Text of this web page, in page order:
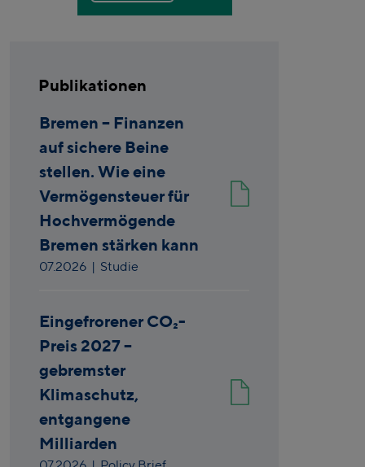
Publikationen
Bremen – Finanzen
auf sichere Beine
stellen. Wie eine
Vermögensteuer für
Hochvermögende
Bremen stärken kann
07.2026 | Studie
Eingefrorener CO₂-
Preis 2027 –
gebremster
Klimaschutz,
entgangene
Milliarden